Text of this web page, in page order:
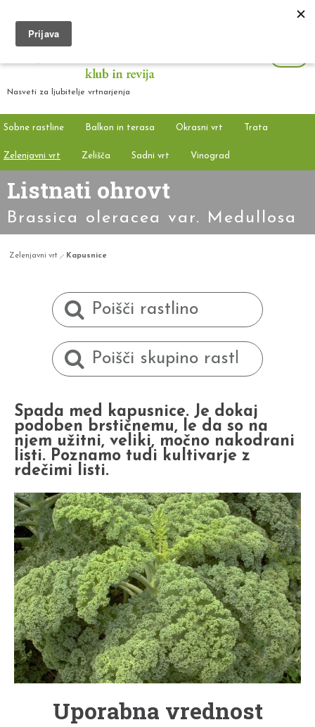
Nasveti za ljubitelje vrtnarjenja
Sobne rastline Balkon in terasa Okrasni vrt Trata
Zelenjavni vrt Zelišča Sadni vrt Vinograd
Listnati ohrovt
Brassica oleracea var. Medullosa
Zelenjavni vrt Kapusnice
Spada med kapusnice. Je dokaj
podoben brstičnemu, le da so na
njem užitni, veliki, močno nakodrani
listi. Poznamo tudi kultivarje z
rdečimi listi.
Uporabna vrednost